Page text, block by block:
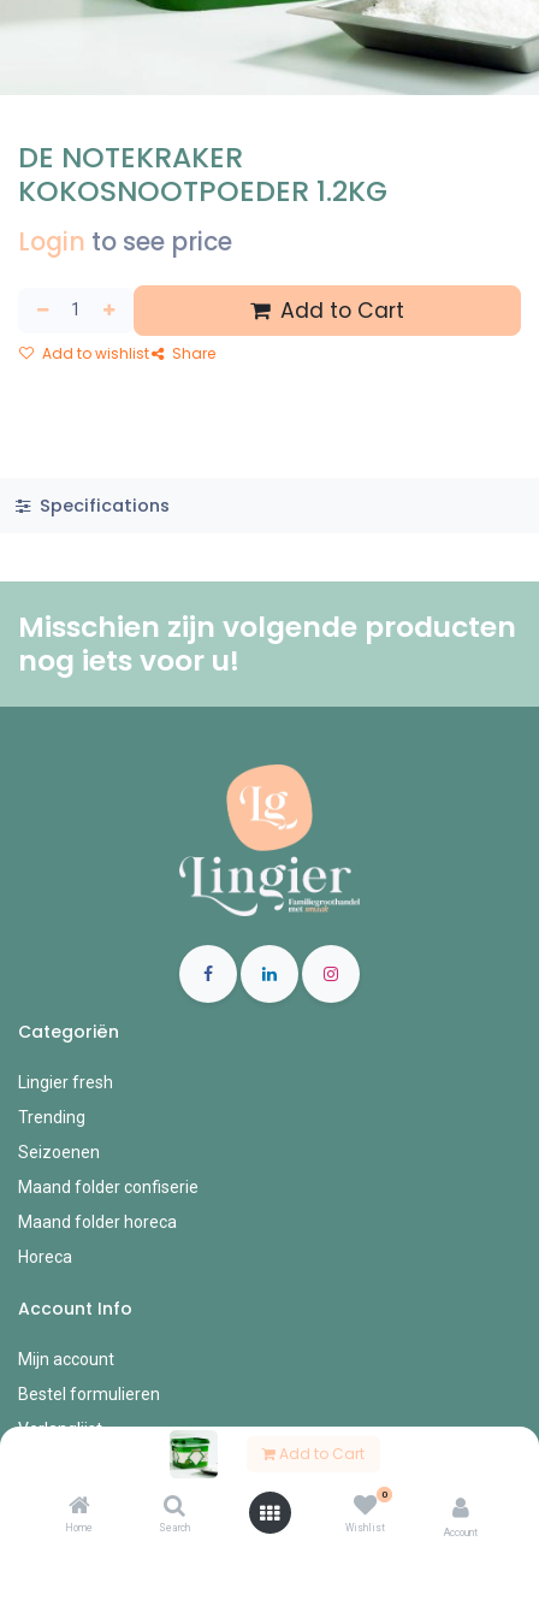
Add to Cart
Home Search
0
Wishlist Account
DE NOTEKRAKER
KOKOSNOOTPOEDER 1.2KG
Login to see price
Add to Cart
Add to wishlist Share
Specifications
Misschien zijn volgende producten
nog iets voor u! ​
Categoriën
Lingier fresh
Trending
Seizoenen
Maand folder confiserie
Maand folder horeca
Horeca
Account Info
Mijn account
Bestel formulieren
Verlanglijst
Mijn profiel